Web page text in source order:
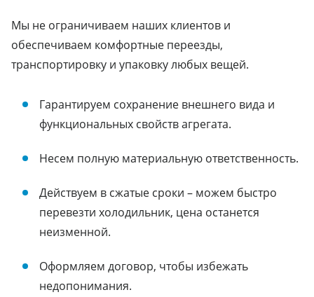
Мы не ограничиваем наших клиентов и
обеспечиваем комфортные переезды,
транспортировку и упаковку любых вещей.
Гарантируем сохранение внешнего вида и
функциональных свойств агрегата.
Несем полную материальную ответственность.
Действуем в сжатые сроки – можем быстро
перевезти холодильник, цена останется
неизменной.
Оформляем договор, чтобы избежать
недопонимания.